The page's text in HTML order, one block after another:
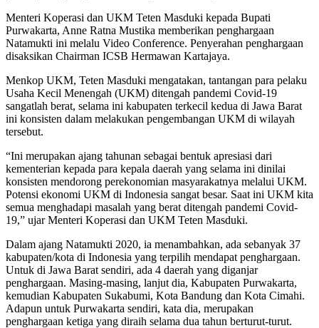
Menteri Koperasi dan UKM Teten Masduki kepada Bupati
Purwakarta, Anne Ratna Mustika memberikan penghargaan
Natamukti ini melalu Video Conference. Penyerahan penghargaan
disaksikan Chairman ICSB Hermawan Kartajaya.
Menkop UKM, Teten Masduki mengatakan, tantangan para pelaku
Usaha Kecil Menengah (UKM) ditengah pandemi Covid-19
sangatlah berat, selama ini kabupaten terkecil kedua di Jawa Barat
ini konsisten dalam melakukan pengembangan UKM di wilayah
tersebut.
“Ini merupakan ajang tahunan sebagai bentuk apresiasi dari
kementerian kepada para kepala daerah yang selama ini dinilai
konsisten mendorong perekonomian masyarakatnya melalui UKM.
Potensi ekonomi UKM di Indonesia sangat besar. Saat ini UKM kita
semua menghadapi masalah yang berat ditengah pandemi Covid-
19,” ujar Menteri Koperasi dan UKM Teten Masduki.
Dalam ajang Natamukti 2020, ia menambahkan, ada sebanyak 37
kabupaten/kota di Indonesia yang terpilih mendapat penghargaan.
Untuk di Jawa Barat sendiri, ada 4 daerah yang diganjar
penghargaan. Masing-masing, lanjut dia, Kabupaten Purwakarta,
kemudian Kabupaten Sukabumi, Kota Bandung dan Kota Cimahi.
Adapun untuk Purwakarta sendiri, kata dia, merupakan
penghargaan ketiga yang diraih selama dua tahun berturut-turut.